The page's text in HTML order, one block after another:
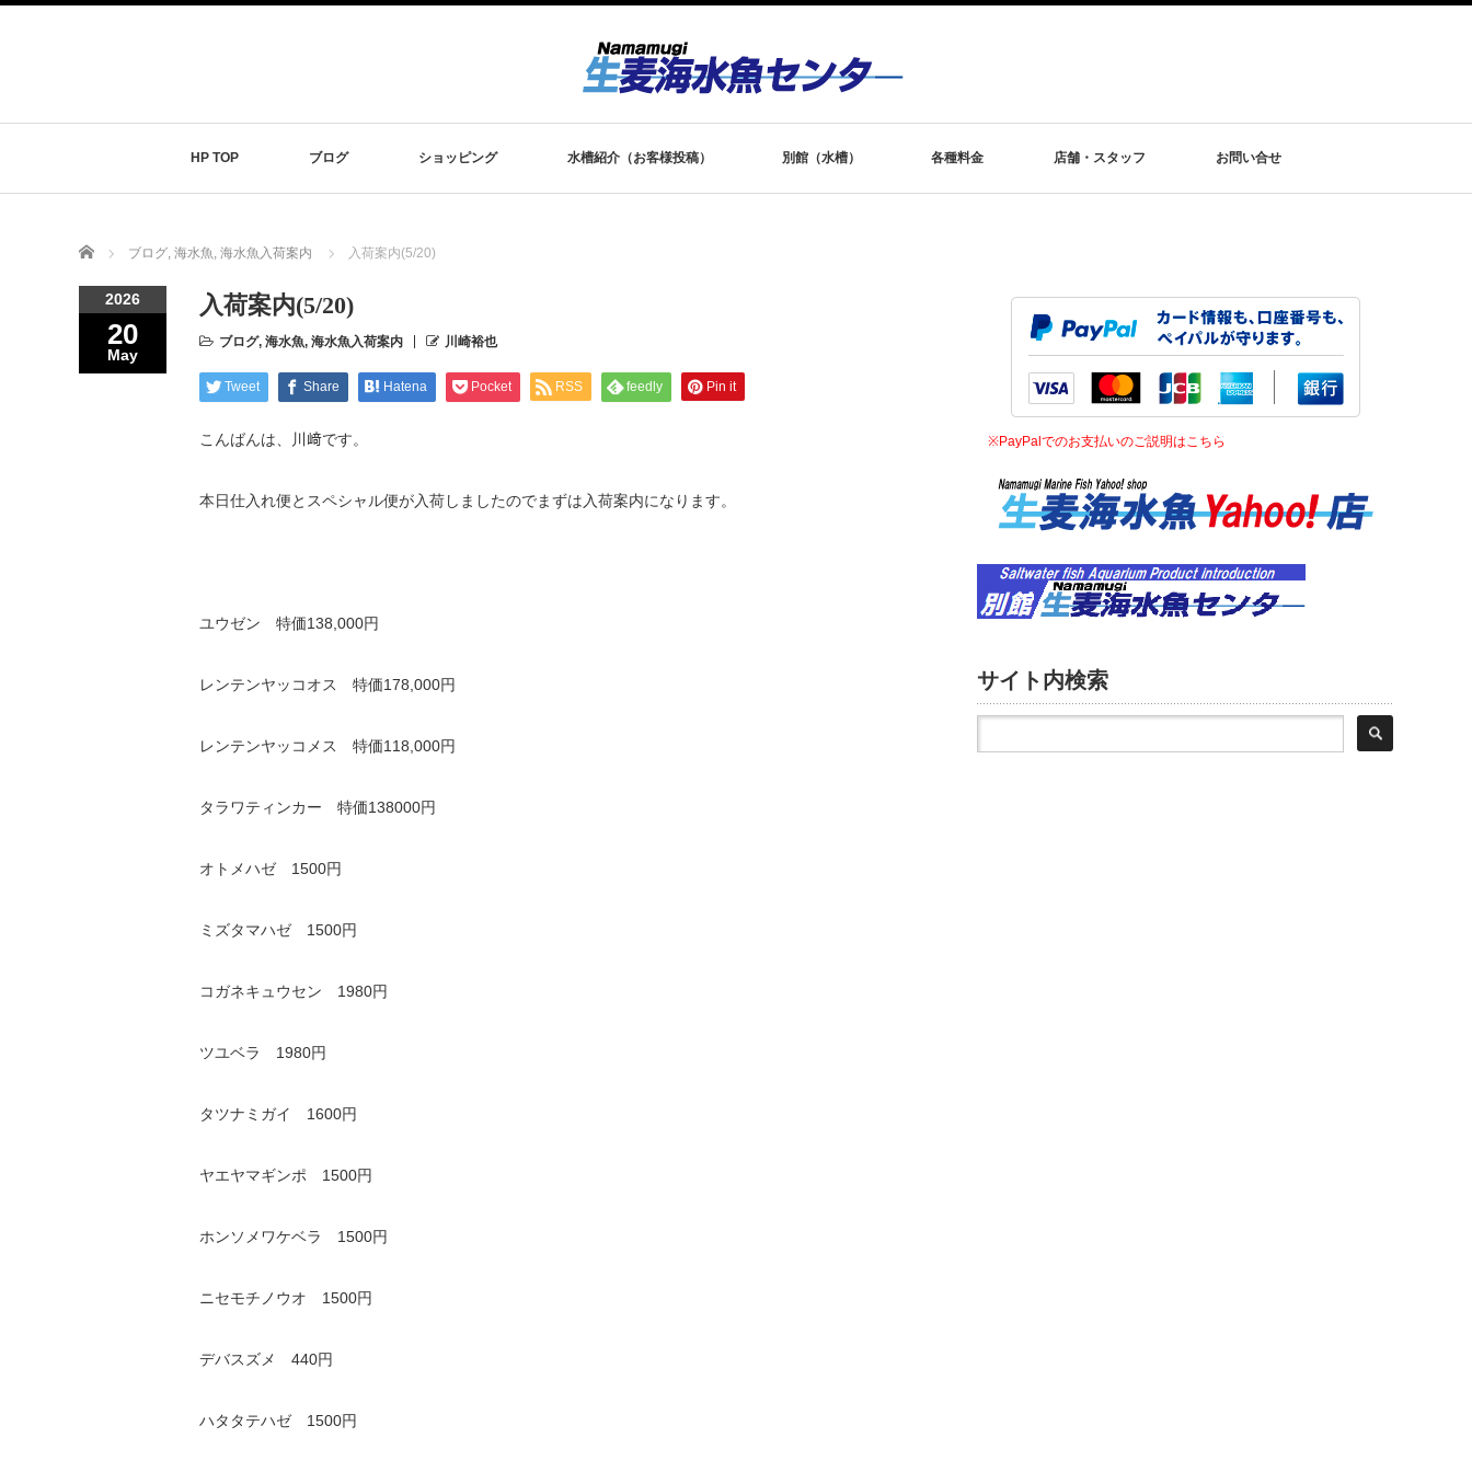
HP TOP ブログ ショッピング 水槽紹介（お客様投稿） 別館（水槽） 各種料金 店舗・スタッフ お問い合せ
Home ブログ, 海水魚, 海水魚入荷案内 入荷案内(5/20)
2026
20
May
入荷案内(5/20)
ブログ, 海水魚, 海水魚入荷案内 川崎裕也
Tweet Share Hatena Pocket RSS feedly Pin it
こんばんは、川﨑です。
本日仕入れ便とスペシャル便が入荷しましたのでまずは入荷案内になります。
ユウゼン 特価138,000円
レンテンヤッコオス 特価178,000円
レンテンヤッコメス 特価118,000円
タラワティンカー 特価138000円
オトメハゼ 1500円
ミズタマハゼ 1500円
コガネキュウセン 1980円
ツユベラ 1980円
タツナミガイ 1600円
ヤエヤマギンポ 1500円
ホンソメワケベラ 1500円
ニセモチノウオ 1500円
デバスズメ 440円
ハタタテハゼ 1500円
※PayPalでのお支払いのご説明はこちら
サイト内検索